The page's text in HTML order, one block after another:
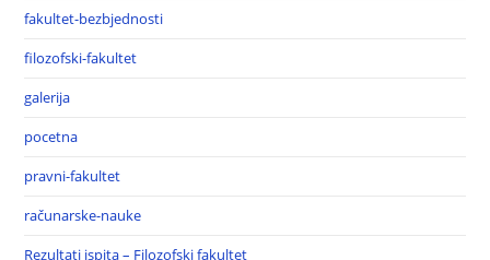
fakultet-bezbjednosti
filozofski-fakultet
galerija
pocetna
pravni-fakultet
računarske-nauke
Rezultati ispita – Filozofski fakultet